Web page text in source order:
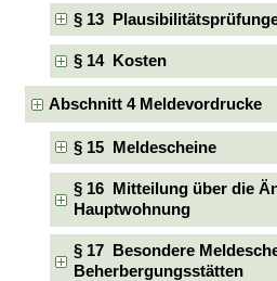
§ 13
§ 14 Kosten
Abschnitt 4 Meldevordrucke
§ 15 Meldescheine
§ 16 Mitteilung über die
Hauptwohnung
§ 17 Besondere
Beherbergungsstätten